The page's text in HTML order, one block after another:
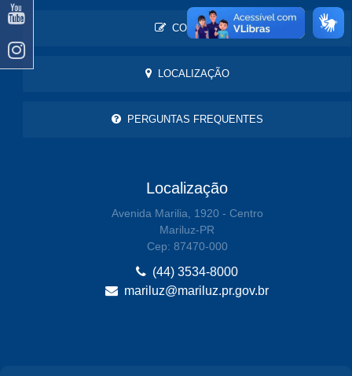
CONTATO
LOCALIZAÇÃO
PERGUNTAS FREQUENTES
Localização
Avenida Marilia, 1920 - Centro
Mariluz-PR
Cep: 87470-000
(44) 3534-8000
mariluz@mariluz.pr.gov.br